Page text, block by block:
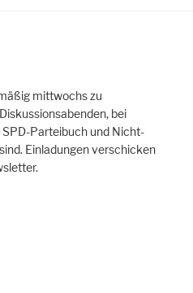
mittwochs zu
bei
SPD-Parteibuch und Nicht-
Einladungen verschicken